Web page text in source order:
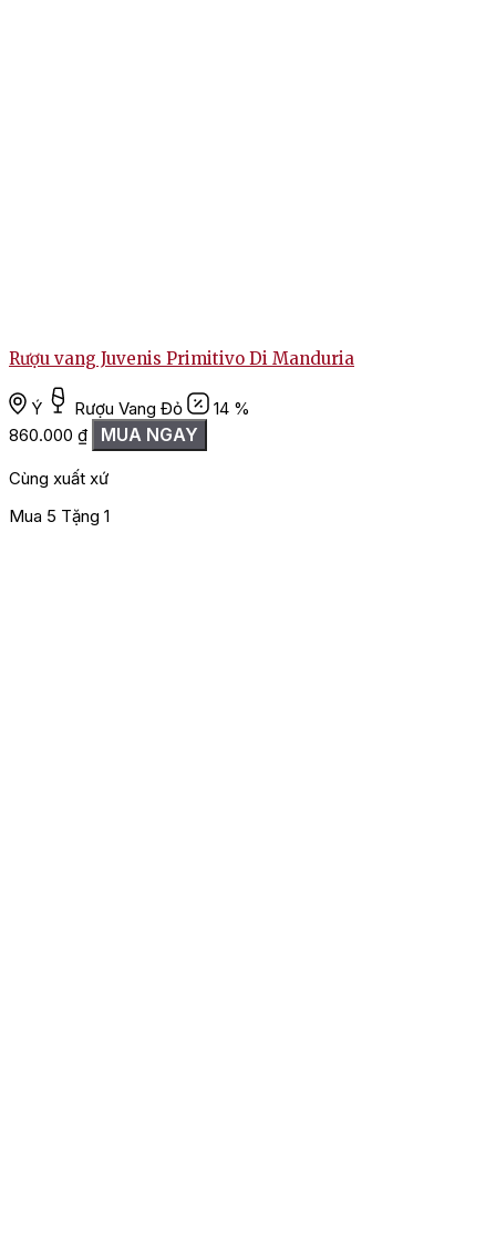
Rượu vang Juvenis Primitivo Di Manduria
Ý Rượu Vang Đỏ
14 %
860.000 ₫ MUA NGAY
Cùng xuất xứ
Mua 5 Tặng 1